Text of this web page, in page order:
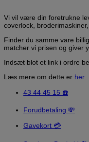
Vi vil være din foretrukne
coverlock,
Finder du samme vare
matcher vi prisen og giver
Indsæt blot et link i ordre
Læs mere om dette er her.
43 44 45 15 ☎️
Forudbetaling 💸
Gavekort 💳